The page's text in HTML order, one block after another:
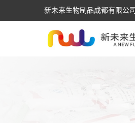
新未来生物制品成都有限公司